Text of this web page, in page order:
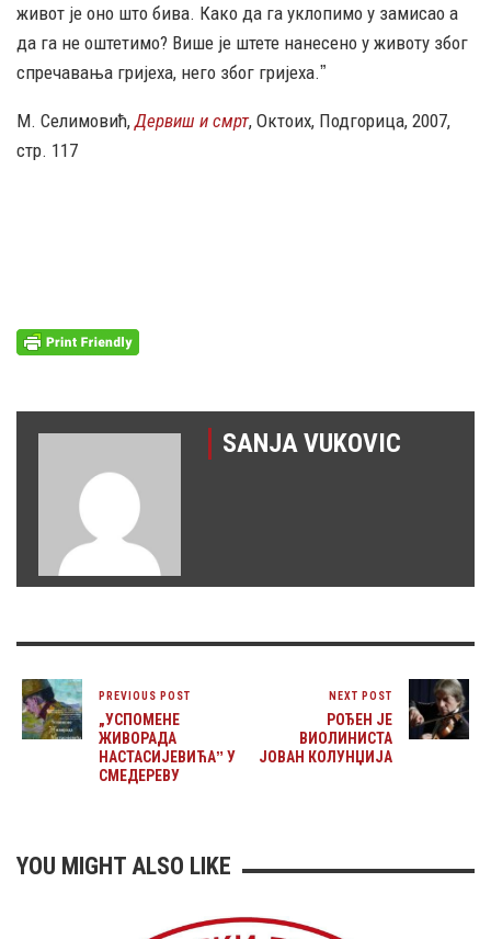
живот је оно што бива. Како да га уклопимо у замисао а
да га не оштетимо? Више је штете нанесено у животу због
спречавања гријеха, него због гријеха.ˮ
М. Селимовић, Дервиш и смрт, Октоих, Подгорица, 2007,
стр. 117
SANJA VUKOVIC
PREVIOUS POST
„УСПОМЕНЕ
ЖИВОРАДА
НАСТАСИЈЕВИЋАˮ У
СМЕДЕРЕВУ
NEXT POST
РОЂЕН ЈЕ
ВИОЛИНИСТА
ЈОВАН КОЛУНЏИЈА
YOU MIGHT ALSO LIKE